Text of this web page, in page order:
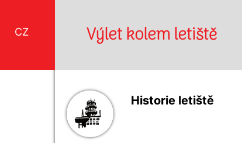
CZ Výlet kolem letiště
Historie letiště